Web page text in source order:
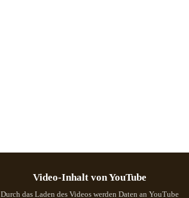
Video-Inhalt von YouTube
Durch das Laden des Videos werden Daten an YouTube